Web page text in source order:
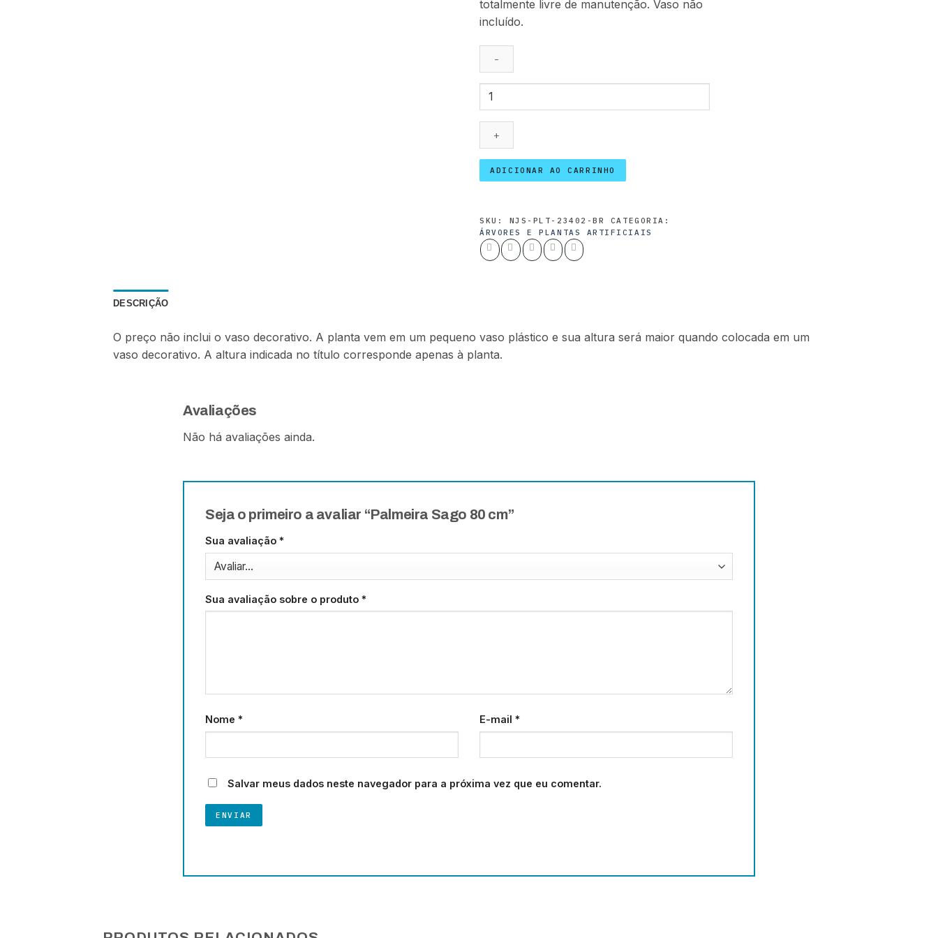
totalmente livre de manutenção. Vaso não
incluído.
Palmeira
80
cm
ADICIONAR AO CARRINHO
SKU: NJS-PLT-23402-BR
CATEGORIA:
ÁRVORES E PLANTAS ARTIFICIAIS
DESCRIÇÃO
O preço não inclui o vaso decorativo. A planta vem em um pequeno vaso plástico e sua altura será maior quando colocada em um
vaso decorativo. A altura indicada no título corresponde apenas à planta.
Avaliações
Não há avaliações ainda.
Seja o primeiro a avaliar “Palmeira Sago 80 cm”
Sua avaliação *
Sua avaliação sobre o produto *
Nome * E-mail *
Salvar meus dados neste navegador para a próxima vez que eu comentar.